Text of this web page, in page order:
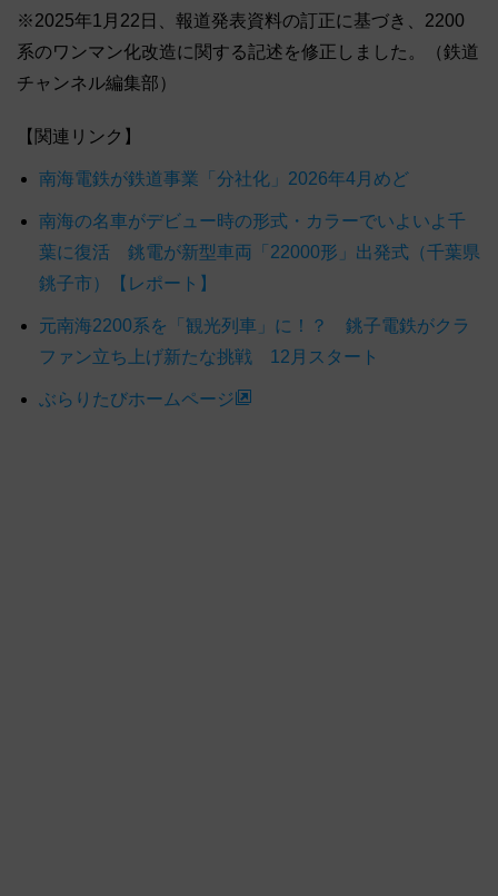
※2025年1月22日、報道発表資料の訂正に基づき、2200
系のワンマン化改造に関する記述を修正しました。（鉄道
チャンネル編集部）
【関連リンク】
南海電鉄が鉄道事業「分社化」2026年4月めど
南海の名車がデビュー時の形式・カラーでいよいよ千
葉に復活 銚電が新型車両「22000形」出発式（千葉県
銚子市）【レポート】
元南海2200系を「観光列車」に！？ 銚子電鉄がクラ
ファン立ち上げ新たな挑戦 12月スタート
ぶらりたびホームページ